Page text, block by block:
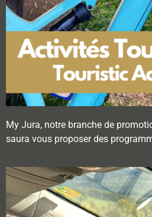
My Jura, notre branche de
saura vous proposer des